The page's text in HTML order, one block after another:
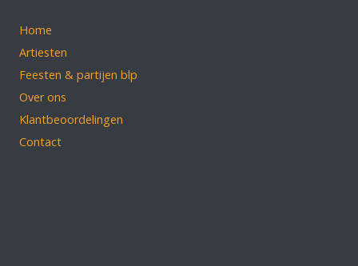
Home
Artiesten
Feesten & partijen blp
Over ons
Klantbeoordelingen
Contact